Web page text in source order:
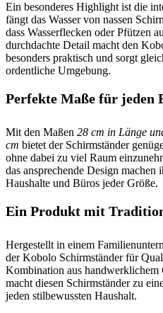
Ein besonderes Highlight ist die
fängt das Wasser von nassen
dass Wasserflecken oder Pfützen
durchdachte Detail macht den
besonders praktisch und sorgt
ordentliche Umgebung.
Perfekte Maße für jeden
Mit den Maßen 28 cm in Länge
cm bietet der Schirmständer
ohne dabei zu viel Raum
das ansprechende Design
Haushalte und Büros jeder Größe.
Ein Produkt mit
Hergestellt in einem
der Kobolo Schirmständer für
Kombination aus handwerklichem
macht diesen Schirmständer zu
jeden stilbewussten Haushalt.